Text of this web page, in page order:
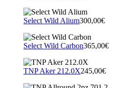
Select Wild Alium300,00€
Select Wild Carbon365,00€
TNP Aker 212.0X245,00€